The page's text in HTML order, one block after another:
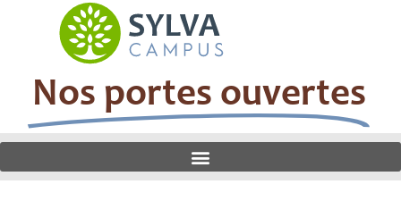
Nos portes ouvertes